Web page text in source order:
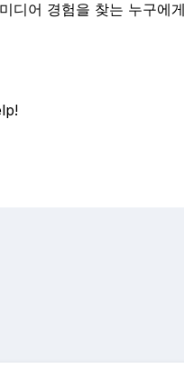
디어 경험을 찾는 누구에